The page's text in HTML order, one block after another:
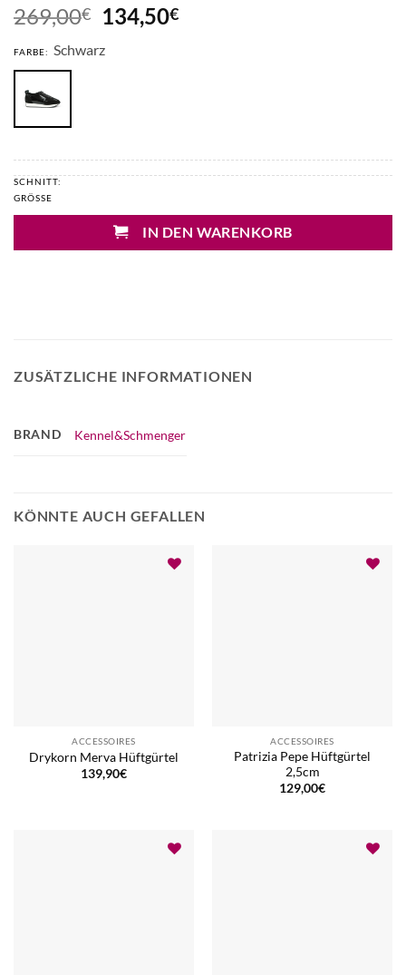
269,00€
Ursprünglicher
Preis
war:
134,50€Aktueller
FARBE: Schwarz
SCHNITT:
GRÖSSE
IN DEN WARENKORB
ZUSÄTZLICHE INFORMATIONEN
BRAND Kennel&Schmenger
KÖNNTE AUCH GEFALLEN
ACCESSOIRES
Drykorn Merva Hüftgürtel
139,90€
ACCESSOIRES
Patrizia Pepe Hüftgürtel
2,5cm
129,00€